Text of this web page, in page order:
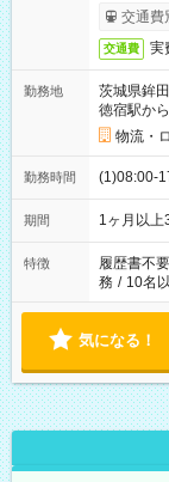
交通費
交通費 実
勤務地
茨城県鉾
徳宿駅か
物流・
勤務時間 (1)08:00-
期間 1ヶ月以上
特徴 履歴書不要
務 / 10名
気になる！